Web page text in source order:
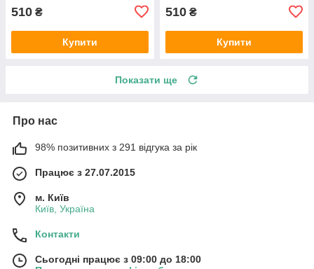
510 ₴
Купити
510 ₴
Купити
Показати ще
Про нас
98% позитивних з 291 відгука за рік
Працює з 27.07.2015
м. Київ
Київ, Україна
Контакти
Сьогодні працює з 09:00 до 18:00